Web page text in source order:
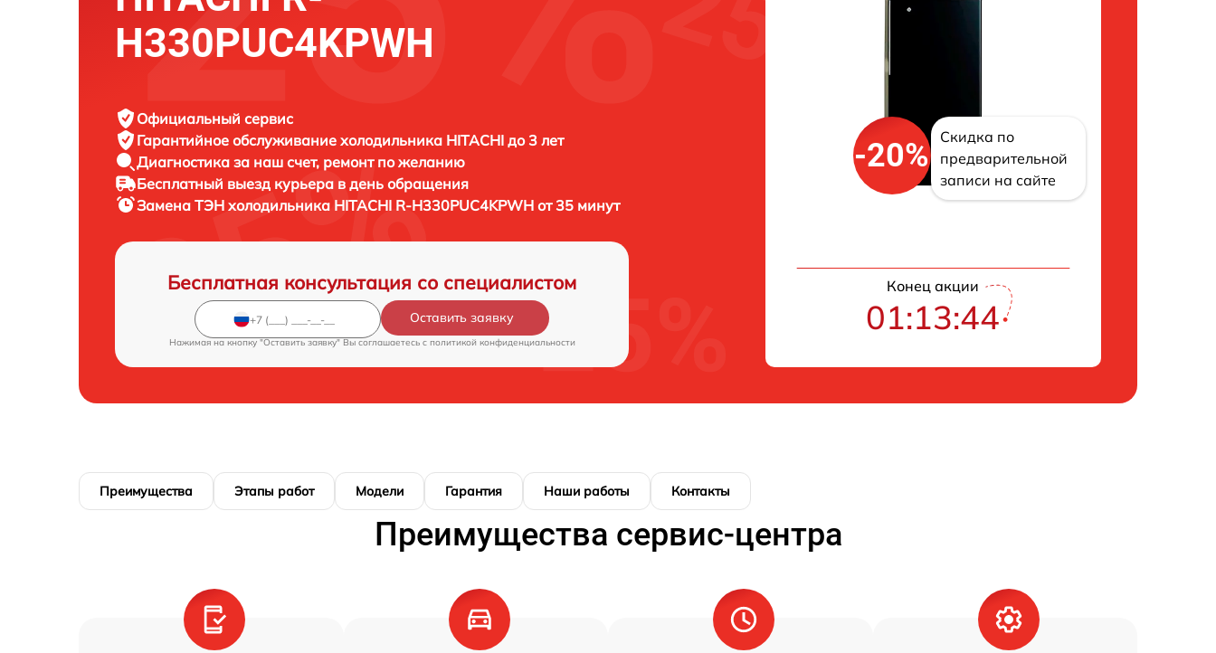
H330PUC4KPWH
Официальный сервис
Гарантийное обслуживание холодильника HITACHI до 3 лет
Диагностика за наш счет, ремонт по желанию
Бесплатный выезд курьера в день обращения
Замена ТЭН холодильника HITACHI R-H330PUC4KPWH от 35 минут
Бесплатная консультация со специалистом
Оставить заявку
Нажимая на кнопку "Оставить заявку" Вы соглашаетесь c политикой конфиденциальности
-20%
Скидка по
предварительной
записи на сайте
Конец акции
01:13:43
Преимущества Этапы работ Модели Гарантия Наши работы Контакты
Преимущества сервис-центра